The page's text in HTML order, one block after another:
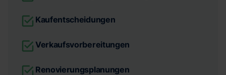
Kaufentscheidungen
Verkaufsvorbereitungen
Renovierungsplanungen